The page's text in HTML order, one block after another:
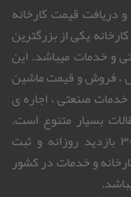
دریافت قیمت کارخانه
یکی از بزرگترین
و خدمات میباشد. این
، فروش و قیمت ماشین
صنعتی ، اجاره ی
بسیار متنوع است.
وبسایت جامع ایران کارخانه با بیش از ۳۰۰۰ بازدید روزانه و ثبت
و خدمات در کشور